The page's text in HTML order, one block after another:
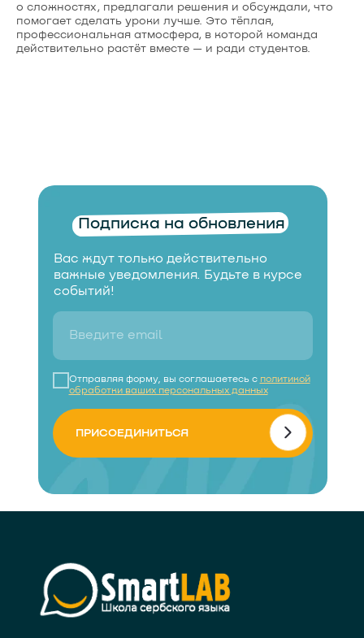
о сложностях, предлагали решения и обсуждали, что
помогает сделать уроки лучше. Это тёплая,
профессиональная атмосфера, в которой команда
действительно растёт вместе — и ради студентов.
Вас ждут только действительно
важные уведомления. Будьте в курсе
событий!
Подписка на обновления
Отправляя форму, вы соглашаетесь с политикой
обработки ваших персональных данных
ПРИСОЕДИНИТЬСЯ